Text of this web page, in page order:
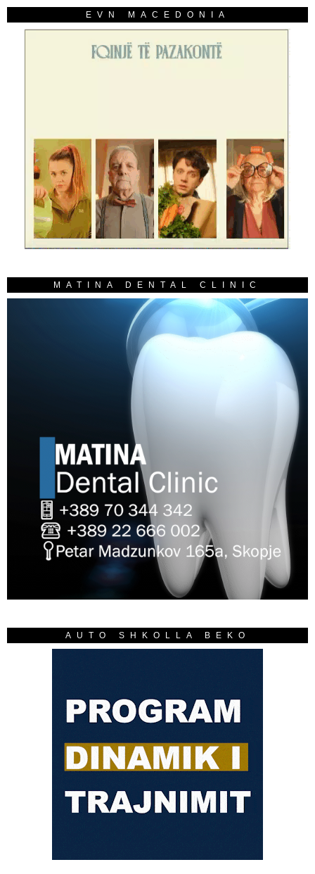
EVN MACEDONIA
MATINA DENTAL CLINIC
AUTO SHKOLLA BEKO